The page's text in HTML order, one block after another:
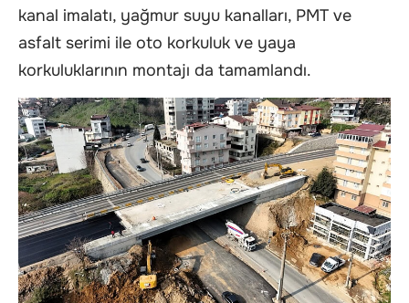
kanal imalatı, yağmur suyu kanalları, PMT ve
asfalt serimi ile oto korkuluk ve yaya
korkuluklarının montajı da tamamlandı.